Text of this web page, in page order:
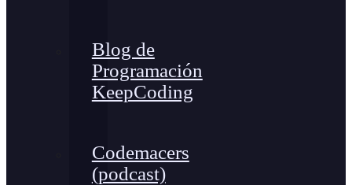
Blog de
Programación
KeepCoding
Codemacers
(podcast)